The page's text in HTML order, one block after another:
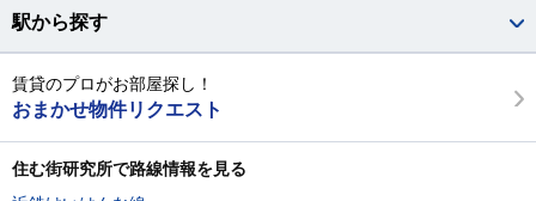
駅から探す
賃貸のプロがお部屋探し！
おまかせ物件リクエスト
住む街研究所で路線情報を見る